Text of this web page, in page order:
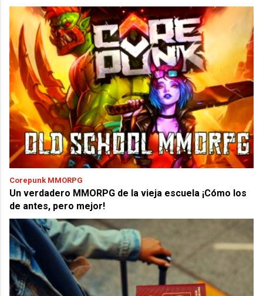
Corepunk MMORPG
Un verdadero MMORPG de la vieja escuela ¡Cómo los
de antes, pero mejor!